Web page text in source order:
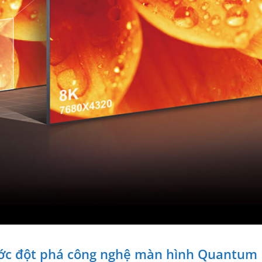
đột phá công nghệ màn hình Quantum